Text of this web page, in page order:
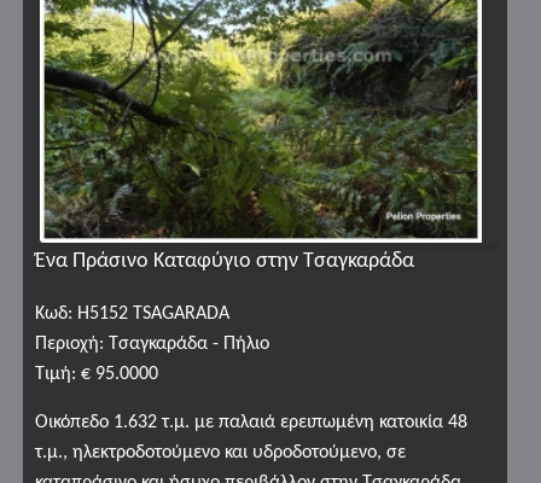
Ένα Πράσινο Καταφύγιο στην Τσαγκαράδα
Κωδ: H5152 TSAGARADA
Περιοχή: Τσαγκαράδα - Πήλιο
Τιμή: € 95.0000
Οικόπεδο 1.632 τ.μ. με παλαιά ερειπωμένη κατοικία 48
τ.μ., ηλεκτροδοτούμενο και υδροδοτούμενο, σε